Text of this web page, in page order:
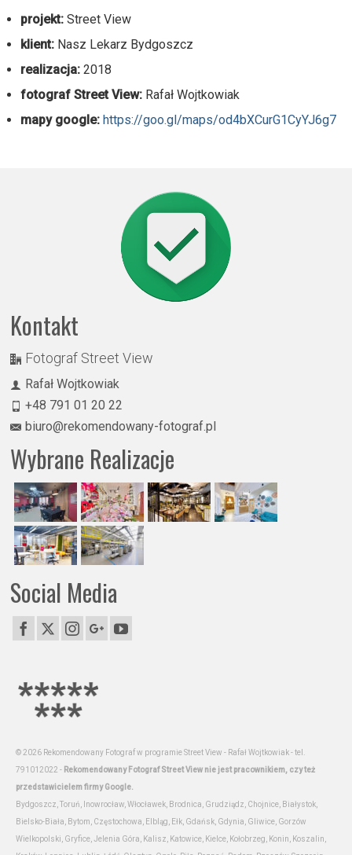
projekt: Street View
klient: Nasz Lekarz Bydgoszcz
realizacja: 2018
fotograf Street View: Rafał Wojtkowiak
mapy google: https://goo.gl/maps/od4bXCurG1CyYJ6g7
Kontakt
Fotograf Street View
Rafał Wojtkowiak
+48 791 01 20 22
biuro@rekomendowany-fotograf.pl
Wybrane Realizacje
Social Media
© 2026 Rekomendowany Fotograf w programie Street View - Rafał Wojtkowiak - tel.
791012022 - Rekomendowany Fotograf Street View nie jest pracownikiem, czy też
przedstawicielem firmy Google.
Bydgoszcz, Toruń, Inowrocław, Włocławek, Brodnica, Grudziądz, Chojnice, Białystok,
Bielsko-Biała, Bytom, Częstochowa, Elbląg, Ełk, Gdańsk, Gdynia, Gliwice, Gorzów
Wielkopolski, Gryfice, Jelenia Góra, Kalisz, Katowice, Kielce, Kołobrzeg, Konin, Koszalin,